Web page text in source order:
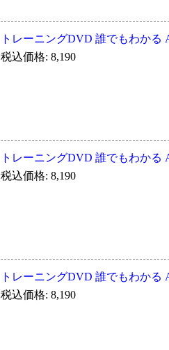
トレーニングDVD 誰でもわかる
税込価格: 8,190
トレーニングDVD 誰でもわかる
税込価格: 8,190
トレーニングDVD 誰でもわかる
税込価格: 8,190